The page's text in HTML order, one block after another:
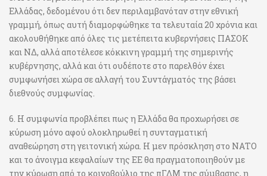
Ελλάδας, δεδομένου ότι δεν περιλαμβανόταν στην εθνική
γραμμή, όπως αυτή διαμορφώθηκε τα τελευταία 20 χρόνια και
ακολουθήθηκε από όλες τις μετέπειτα κυβερνήσεις ΠΑΣΟΚ
και ΝΔ, αλλά αποτέλεσε κόκκινη γραμμή της σημερινής
κυβέρνησης, αλλά και ότι ουδέποτε στο παρελθόν έχει
συμφωνήσει χώρα σε αλλαγή του Συντάγματός της βάσει
διεθνούς συμφωνίας.
6. Η συμφωνία προβλέπει πως η Ελλάδα θα προχωρήσει σε
κύρωση μόνο αφού ολοκληρωθεί η συνταγματική
αναθεώρηση στη γειτονική χώρα. Η μεν πρόσκληση στο ΝΑΤΟ
και το άνοιγμα κεφαλαίων της ΕΕ θα πραγματοποιηθούν με
την κύρωση από το κοινοβούλιο της πΓΔΜ της σύμβασης, η